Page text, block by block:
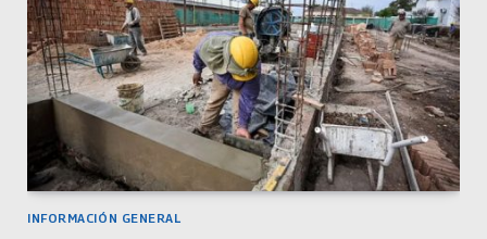
INFORMACIÓN GENERAL